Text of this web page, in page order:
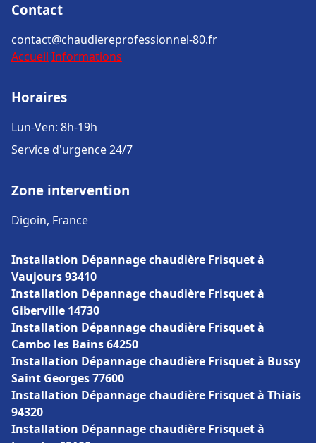
Contact
contact@chaudiereprofessionnel-80.fr
Accueil Informations
Horaires
Lun-Ven: 8h-19h
Service d'urgence 24/7
Zone intervention
Digoin, France
Installation Dépannage chaudière Frisquet à
Vaujours 93410
Installation Dépannage chaudière Frisquet à
Giberville 14730
Installation Dépannage chaudière Frisquet à
Cambo les Bains 64250
Installation Dépannage chaudière Frisquet à Bussy
Saint Georges 77600
Installation Dépannage chaudière Frisquet à Thiais
94320
Installation Dépannage chaudière Frisquet à